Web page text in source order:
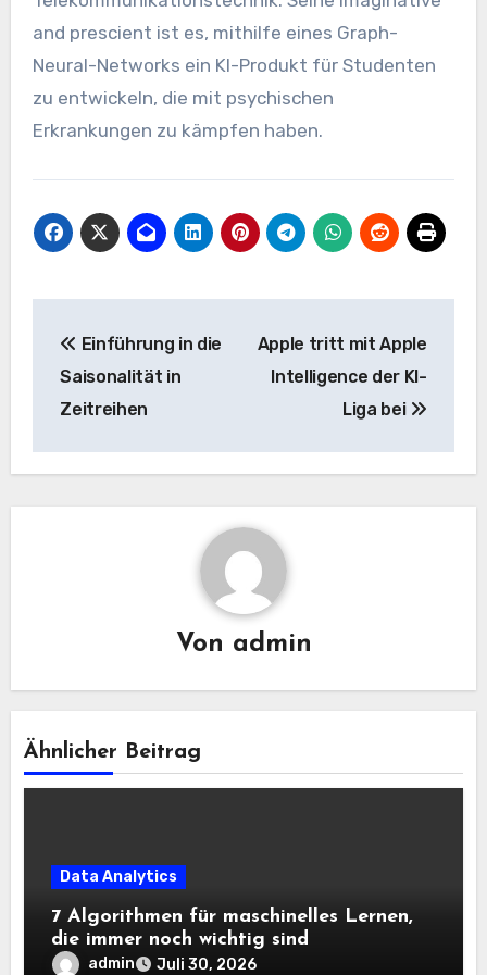
and prescient ist es, mithilfe eines Graph-
Neural-Networks ein KI-Produkt für Studenten
zu entwickeln, die mit psychischen
Erkrankungen zu kämpfen haben.
Navigation
Einführung in die
Saisonalität in
Zeitreihen
Apple tritt mit Apple
Intelligence der KI-
Liga bei
Von admin
Ähnlicher Beitrag
Data Analytics
7 Algorithmen für maschinelles Lernen,
die immer noch wichtig sind
admin Juli 30, 2026